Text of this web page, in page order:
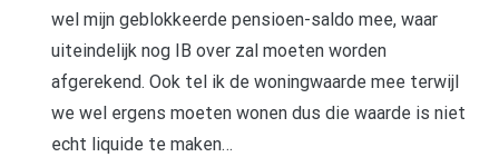
wel mijn geblokkeerde pensioen-saldo mee, waar
uiteindelijk nog IB over zal moeten worden
afgerekend. Ook tel ik de woningwaarde mee terwijl
we wel ergens moeten wonen dus die waarde is niet
echt liquide te maken…